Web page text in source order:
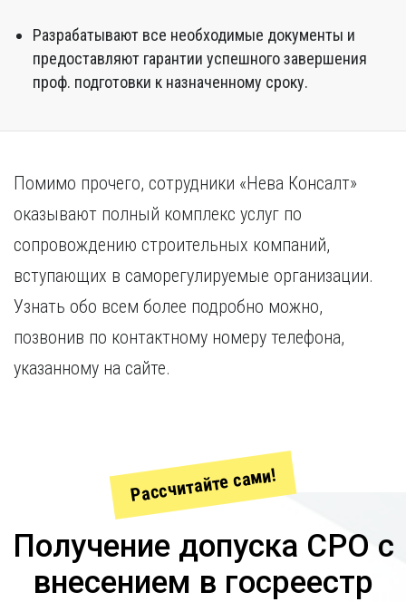
Разрабатывают все необходимые документы и
предоставляют гарантии успешного завершения
проф. подготовки к назначенному сроку.
Помимо прочего, сотрудники «Нева Консалт»
оказывают полный комплекс услуг по
сопровождению строительных компаний,
вступающих в саморегулируемые организации.
Узнать обо всем более подробно можно,
позвонив по контактному номеру телефона,
указанному на сайте.
Рассчитайте сами!
Получение допуска СРО с
внесением в госреестр